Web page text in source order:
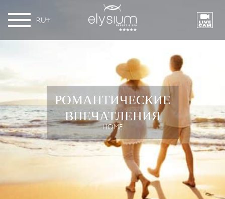
RU
РОМАНТИЧЕСКИЕ
ВПЕЧАТЛЕНИЯ
HOME